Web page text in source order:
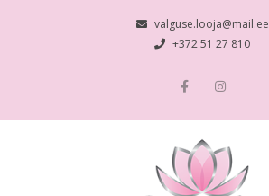
valguse.looja@mail.ee
+372 51 27 810